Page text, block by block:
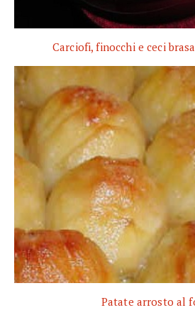
Carciofi, finocchi e ceci
Patate arrosto al